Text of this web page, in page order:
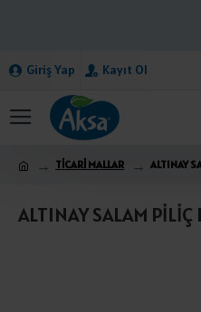
Giriş Yap Kayıt Ol
TİCARİ MALLAR ALTINAY
ALTINAY SALAM